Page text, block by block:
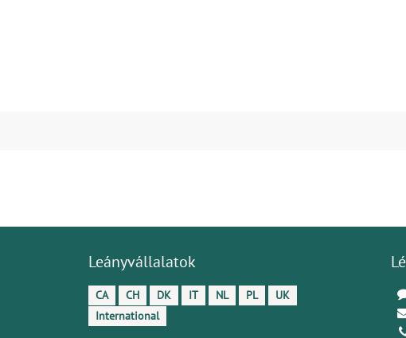
Leányvállalatok
CA CH DK IT NL PL
UK
International